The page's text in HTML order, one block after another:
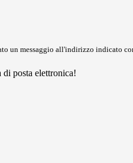
un messaggio all'indirizzo indicato
posta elettronica!